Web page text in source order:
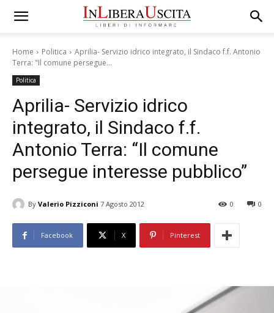
Home Politica
Aprilia- Servizio idrico integrato, il Sindaco f.f. Antonio
Terra: "Il comune persegue...
Politica
Aprilia- Servizio idrico
integrato, il Sindaco f.f.
Antonio Terra: “Il comune
persegue interesse pubblico”
By Valerio Pizziconi 7 Agosto 2012 0
0
Facebook X Pinterest